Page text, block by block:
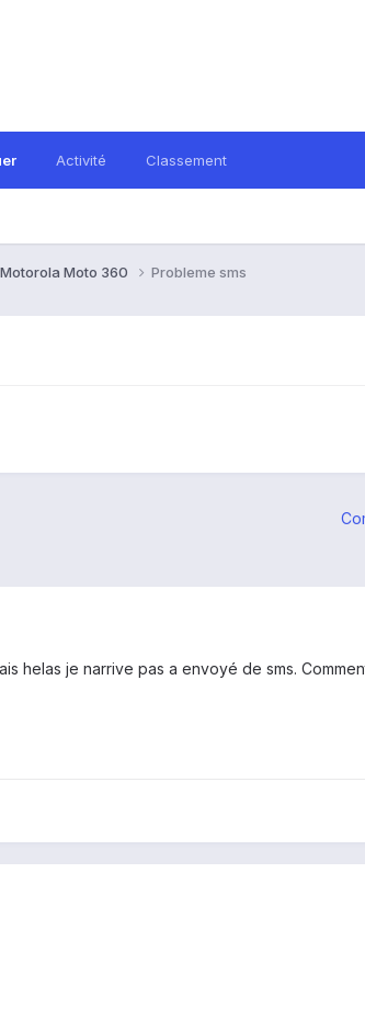
Activité Classement
Motorola Moto 360 Probleme sms
helas je narrive pas a envoyé de sms.